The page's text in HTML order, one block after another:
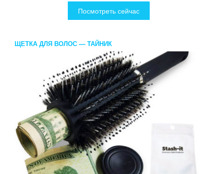
Посмотреть сейчас
ЩЕТКА ДЛЯ ВОЛОС — ТАЙНИК